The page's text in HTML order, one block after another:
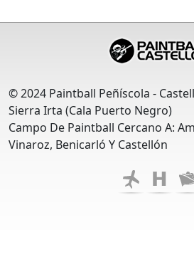
© 2024 Paintball Peñíscola -
Sierra Irta (Cala Puerto Negro)
Campo De Paintball Cercano A:
Vinaroz, Benicarló Y Castellón